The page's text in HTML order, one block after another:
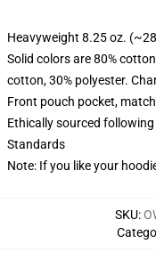
Heavyweight 8.25 oz.
Solid colors are 80%
cotton, 30% polyester.
Front pouch pocket,
Ethically sourced
Standards
Note: If you like your
SKU: